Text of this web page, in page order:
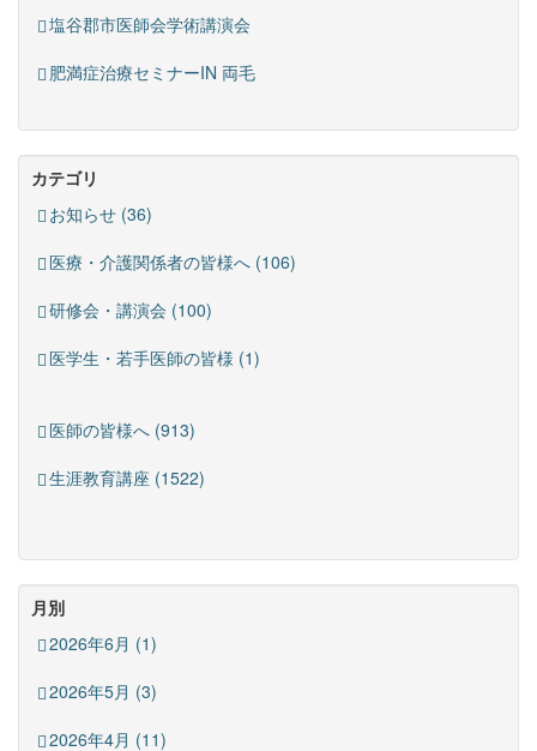
塩谷郡市医師会学術講演会
肥満症治療セミナーIN 両毛
カテゴリ
お知らせ (36)
医療・介護関係者の皆様へ (106)
研修会・講演会 (100)
医学生・若手医師の皆様 (1)
医師の皆様へ (913)
生涯教育講座 (1522)
月別
2026年6月 (1)
2026年5月 (3)
2026年4月 (11)